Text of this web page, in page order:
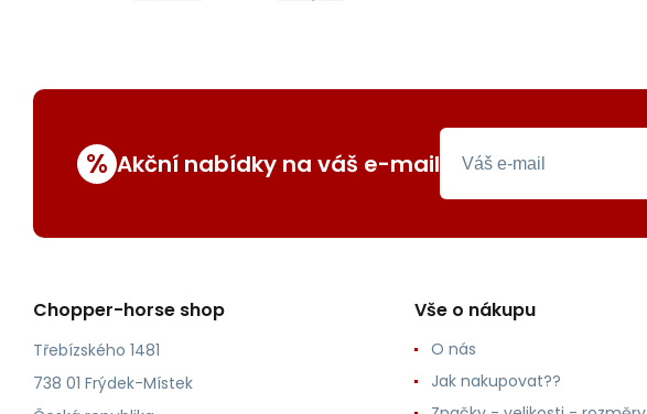
% Akční nabídky na váš e-mail
Chopper-horse shop
Třebízského 1481
738 01 Frýdek-Místek
Vše o nákupu
O nás
Jak nakupovat??